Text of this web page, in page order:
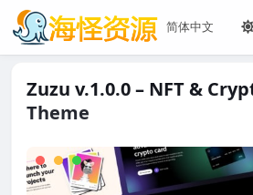
Zuzu v.1.0.0 – NFT &
Theme